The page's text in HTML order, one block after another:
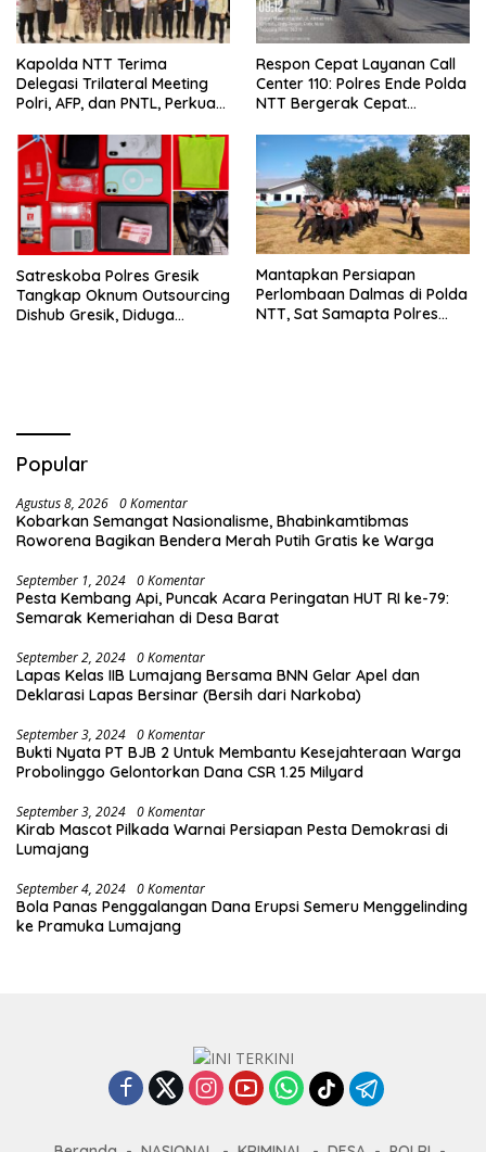
Kapolda NTT Terima
Delegasi Trilateral Meeting
Polri, AFP, dan PNTL, Perkuat
Perbatasan
Respon Cepat Layanan Call
Center 110: Polres Ende Polda
NTT Bergerak Cepat
Simpang Lima
Satreskoba Polres Gresik
Tangkap Oknum Outsourcing
Dishub Gresik, Diduga
Mantapkan Persiapan
Perlombaan Dalmas di Polda
NTT, Sat Samapta Polres
Popular
Agustus 8, 2026 0 Komentar
Kobarkan Semangat Nasionalisme, Bhabinkamtibmas
Roworena Bagikan Bendera Merah Putih Gratis ke Warga
September 1, 2024 0 Komentar
Pesta Kembang Api, Puncak Acara Peringatan HUT RI ke-79:
Semarak Kemeriahan di Desa Barat
September 2, 2024 0 Komentar
Lapas Kelas IIB Lumajang Bersama BNN Gelar Apel dan
Deklarasi Lapas Bersinar (Bersih dari Narkoba)
September 3, 2024 0 Komentar
Bukti Nyata PT BJB 2 Untuk Membantu Kesejahteraan Warga
Probolinggo Gelontorkan Dana CSR 1.25 Milyard
September 3, 2024 0 Komentar
Kirab Mascot Pilkada Warnai Persiapan Pesta Demokrasi di
Lumajang
September 4, 2024 0 Komentar
Bola Panas Penggalangan Dana Erupsi Semeru Menggelinding
ke Pramuka Lumajang